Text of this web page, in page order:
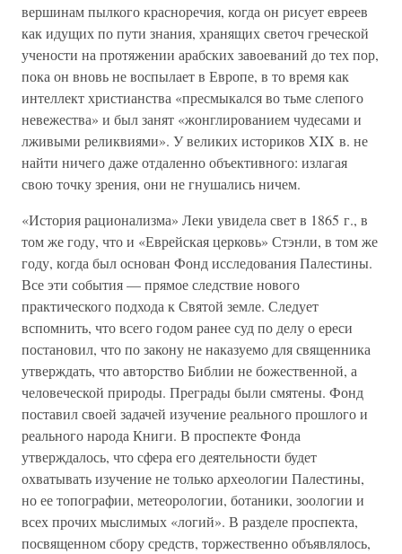
вершинам пылкого красноречия, когда он рисует евреев
как идущих по пути знания, хранящих светоч греческой
учености на протяжении арабских завоеваний до тех пор,
пока он вновь не воспылает в Европе, в то время как
интеллект христианства «пресмыкался во тьме слепого
невежества» и был занят «жонглированием чудесами и
лживыми реликвиями». У великих историков XIX в. не
найти ничего даже отдаленно объективного: излагая
свою точку зрения, они не гнушались ничем.
«История рационализма» Леки увидела свет в 1865 г., в
том же году, что и «Еврейская церковь» Стэнли, в том же
году, когда был основан Фонд исследования Палестины.
Все эти события — прямое следствие нового
практического подхода к Святой земле. Следует
вспомнить, что всего годом ранее суд по делу о ереси
постановил, что по закону не наказуемо для священника
утверждать, что авторство Библии не божественной, а
человеческой природы. Преграды были смятены. Фонд
поставил своей задачей изучение реального прошлого и
реального народа Книги. В проспекте Фонда
утверждалось, что сфера его деятельности будет
охватывать изучение не только археологии Палестины,
но ее топографии, метеорологии, ботаники, зоологии и
всех прочих мыслимых «логий». В разделе проспекта,
посвященном сбору средств, торжественно объявлялось,